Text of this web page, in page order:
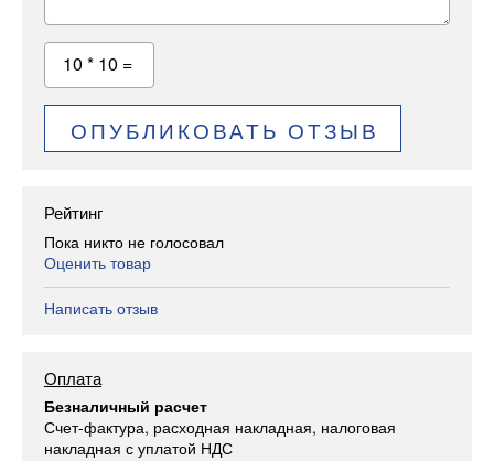
10 * 10 =
ОПУБЛИКОВАТЬ ОТЗЫВ
Рейтинг
Пока никто не голосовал
Оценить товар
Написать отзыв
Оплата
Безналичный расчет
Счет-фактура, расходная накладная, налоговая
накладная с уплатой НДС